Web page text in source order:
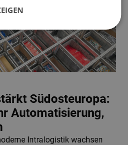
Südosteuropa:
Automatisierung,
Intralogistik wachsen
ITALIAN
ENGLISH